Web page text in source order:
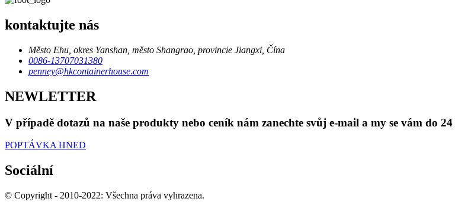
kontaktujte nás
Město Ehu, okres Yanshan, město Shangrao, provincie Jiangxi, Čína
0086-13707031380
penney@hkcontainerhouse.com
NEWLETTER
V případě dotazů na naše produkty nebo ceník nám zanechte svůj e-mail a my se vám do 24
POPTÁVKA HNED
Sociální
© Copyright - 2010-2022: Všechna práva vyhrazena.